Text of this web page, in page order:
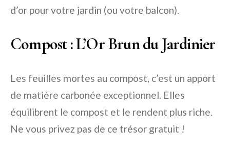
d’or pour votre jardin (ou votre balcon).
Compost : L’Or Brun du Jardinier
Les feuilles mortes au compost, c’est un apport
de matière carbonée exceptionnel. Elles
équilibrent le compost et le rendent plus riche.
Ne vous privez pas de ce trésor gratuit !